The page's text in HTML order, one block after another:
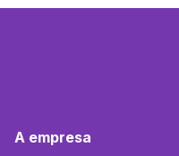
A empresa